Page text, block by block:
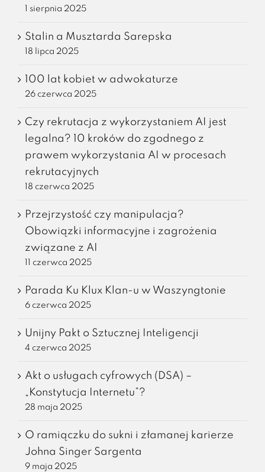
1 sierpnia 2025
Stalin a Musztarda Sarepska
18 lipca 2025
100 lat kobiet w adwokaturze
26 czerwca 2025
Czy rekrutacja z wykorzystaniem AI jest
legalna? 10 kroków do zgodnego z
prawem wykorzystania AI w procesach
rekrutacyjnych
18 czerwca 2025
Przejrzystość czy manipulacja?
Obowiązki informacyjne i zagrożenia
związane z AI
11 czerwca 2025
Parada Ku Klux Klan-u w Waszyngtonie
6 czerwca 2025
Unijny Pakt o Sztucznej Inteligencji
4 czerwca 2025
Akt o usługach cyfrowych (DSA) –
„Konstytucja Internetu”?
28 maja 2025
O ramiączku do sukni i złamanej karierze
Johna Singer Sargenta
9 maja 2025